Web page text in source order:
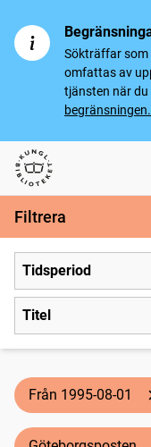
Sökträffar som
omfattas av
tjänsten när du
begränsningen.
Svenska tidningar
Filtrera
Tidsperiod
Titel
Från 1995-08-01